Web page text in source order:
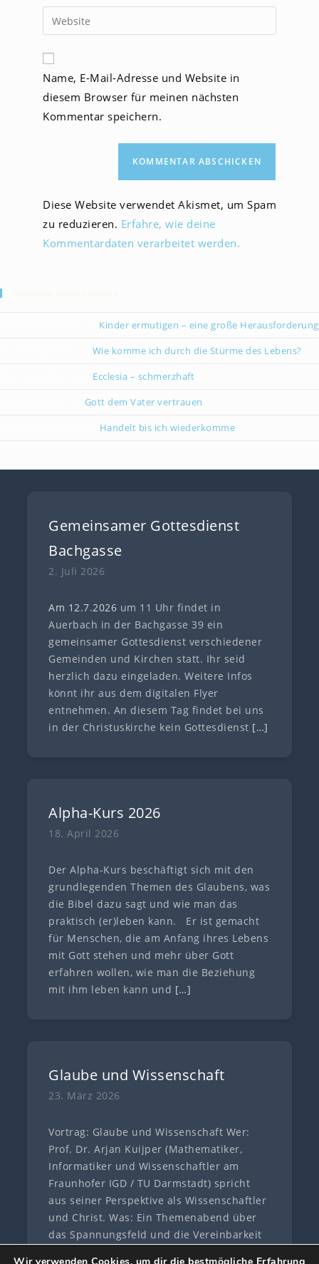
zum
Kommentieren
ein
E-
Mail-
zum
Kommentieren
ein
Gib
deine
Website-
URL
ein
(optional)
Name, E-Mail-Adresse und Website in
diesem Browser für meinen nächsten
Kommentar speichern.
Diese Website verwendet Akismet, um Spam
zu reduzieren. Erfahre, wie deine
Kommentardaten verarbeitet werden.
Kinder ermutigen – eine große Herausforderung
Wie komme ich durch die Stürme des Lebens?
Ecclesia – schmerzhaft
Gott dem Vater vertrauen
Handelt bis ich wiederkomme
Gemeinsamer Gottesdienst
Bachgasse
2. Juli 2026
Am 12.7.2026 um 11 Uhr findet in
Auerbach in der Bachgasse 39 ein
gemeinsamer Gottesdienst verschiedener
Gemeinden und Kirchen statt. Ihr seid
herzlich dazu eingeladen. Weitere Infos
könnt ihr aus dem digitalen Flyer
entnehmen. An diesem Tag findet bei uns
in der Christuskirche kein Gottesdienst […]
Alpha-Kurs 2026
18. April 2026
Der Alpha-Kurs beschäftigt sich mit den
grundlegenden Themen des Glaubens, was
die Bibel dazu sagt und wie man das
praktisch (er)leben kann. Er ist gemacht
für Menschen, die am Anfang ihres Lebens
mit Gott stehen und mehr über Gott
erfahren wollen, wie man die Beziehung
mit ihm leben kann und […]
Glaube und Wissenschaft
23. März 2026
Vortrag: Glaube und Wissenschaft Wer:
Prof. Dr. Arjan Kuijper (Mathematiker,
Informatiker und Wissenschaftler am
Fraunhofer IGD / TU Darmstadt) spricht
aus seiner Perspektive als Wissenschaftler
und Christ. Was: Ein Themenabend über
das Spannungsfeld und die Vereinbarkeit